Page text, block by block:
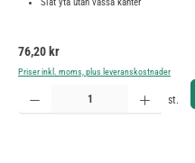
Ordinarie pris:
76,20 kr
Priser inkl. moms, plus leveranskostnader
Produktkvantitet: Ange önskat belopp eller
st.